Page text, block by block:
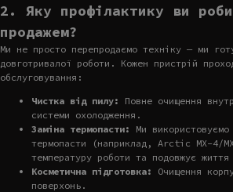
2. Яку профілактику ви
продажем?
Ми не просто перепродаємо техніку — ми
довготривалої роботи. Кожен пристрій
обслуговування:
Чистка від пилу:
Повне очищення
системи охолодження.
Заміна термопасти:
Ми
термопасти (наприклад, Arctic MX-4/
температуру роботи та подовжує життя
Косметична підготовка:
Очищення
поверхонь.